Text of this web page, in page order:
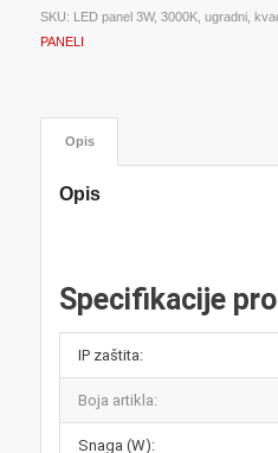
SKU: LED panel 3W, 3000K, ugradni,
PANELI
Opis
Opis
Specifikacije
IP zaštita:
Boja artikla:
Snaga (W):